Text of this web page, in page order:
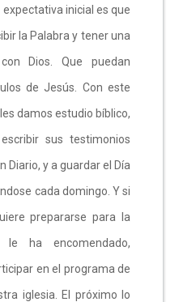
inicial es que
la Palabra y tener una
Dios. Que puedan
de Jesús. Con este
damos estudio bíblico,
sus testimonios
Diario, y a guardar el Día
cada domingo. Y si
prepararse para la
ha encomendado,
en el programa de
iglesia. El próximo lo